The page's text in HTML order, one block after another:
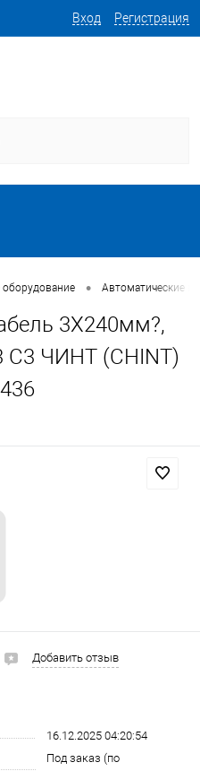
Вход Регистрация
оборудование • Автоматические
3X240мм?,
C3 ЧИНТ (CHINT)
Добавить отзыв
16.12.2025 04:20:54
Под заказ (по